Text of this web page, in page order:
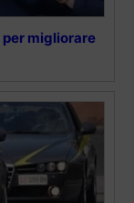
migliorare